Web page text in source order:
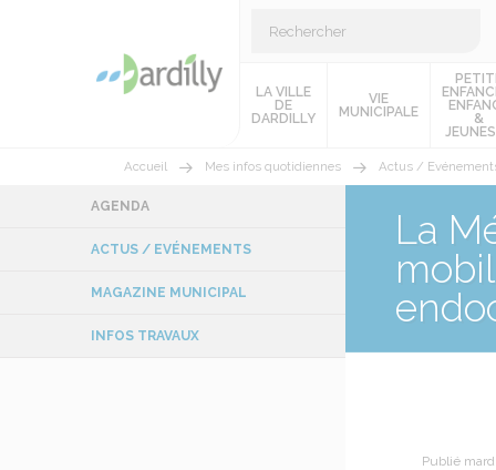
LA VILLE
DE
DARDILLY
VIE
MUNICIPALE
&
Accueil Mes infos quotidiennes Actus /
La
Publié
AGENDA
ACTUS / EVÉNEMENTS
MAGAZINE MUNICIPAL
INFOS TRAVAUX